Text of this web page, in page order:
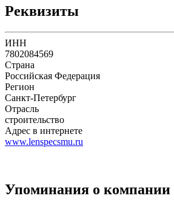
Реквизиты
ИНН
7802084569
Страна
Российская Федерация
Регион
Санкт-Петербург
Отрасль
строительство
Адрес в интернете
www.lenspecsmu.ru
Упоминания о компании